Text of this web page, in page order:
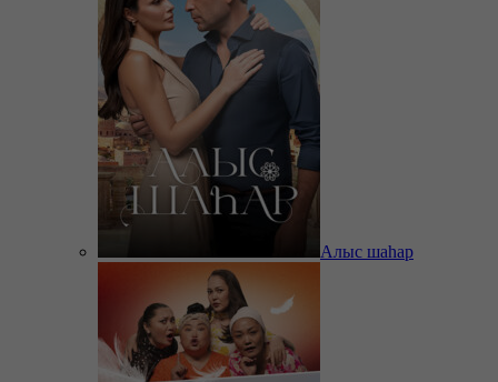
Алыс шаһар